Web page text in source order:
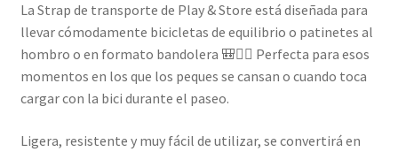
La Strap de transporte de Play & Store está diseñada para
llevar cómodamente bicicletas de equilibrio o patinetes al
hombro o en formato bandolera 🎒🚴‍♀️ Perfecta para esos
momentos en los que los peques se cansan o cuando toca
cargar con la bici durante el paseo.
Ligera, resistente y muy fácil de utilizar, se convertirá en